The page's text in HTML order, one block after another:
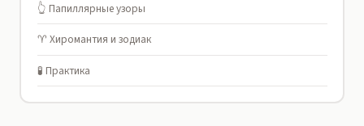
👆 Папиллярные узоры
♈ Хиромантия и зодиак
🧪 Практика